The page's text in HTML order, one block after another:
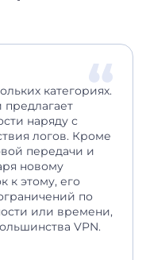
категориях.
наряду с
логов. Кроме
передачи и
новому
к этому, его
по
или времени,
VPN.